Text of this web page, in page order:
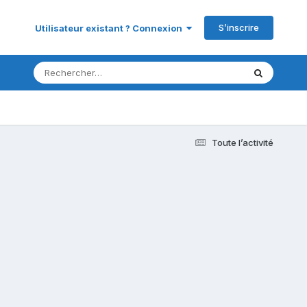
Utilisateur existant ? Connexion S’inscrire
Toute l’activité